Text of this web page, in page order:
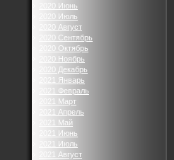
2020 Июнь
2020 Июль
2020 Август
2020 Сентябрь
2020 Октябрь
2020 Ноябрь
2020 Декабрь
2021 Январь
2021 Февраль
2021 Март
2021 Апрель
2021 Май
2021 Июнь
2021 Июль
2021 Август